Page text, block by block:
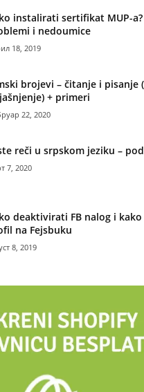
instalirati sertifikat MUP-
i nedoumice
18, 2019
brojevi – čitanje i pisanje
+ primeri
22, 2020
reči u srpskom jeziku –
7, 2020
deaktivirati FB nalog i kako
na Fejsbuku
8, 2019